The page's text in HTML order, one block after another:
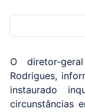
O diretor-
Rodrigues,
instaurado
circunstâncias